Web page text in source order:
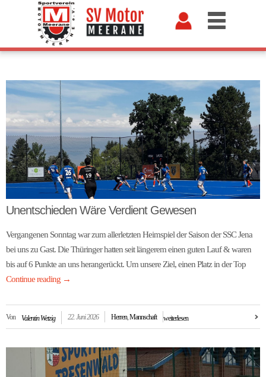
Unentschieden Wäre Verdient Gewesen
Vergangenen Sonntag war zum allerletzten Heimspiel der Saison der SSC Jena
bei uns zu Gast. Die Thüringer hatten seit längerem einen guten Lauf & waren
bis auf 6 Punkte an uns herangerückt. Um unsere Ziel, einen Platz in der Top
Continue reading →
Von Valentin Wetzig 22. Juni 2026 Herren,Mannschaft weiterlesen